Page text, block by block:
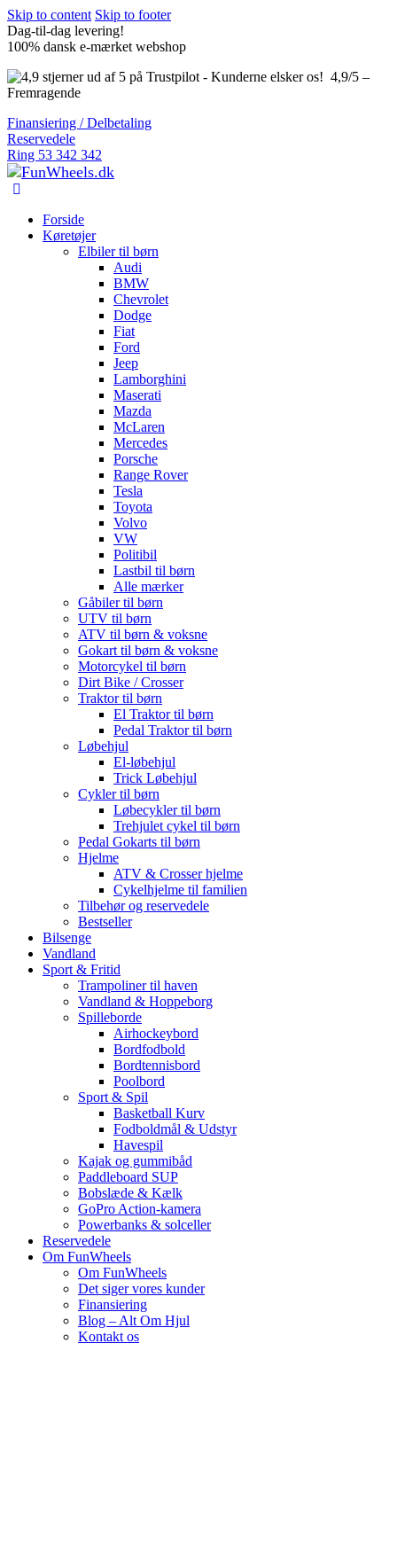
Skip to content Skip to footer
Dag-til-dag levering!
100% dansk e-mærket webshop
4,9/5 –
Fremragende
Finansiering / Delbetaling
Reservedele
Ring 53 342 342
Forside
Køretøjer
Elbiler til børn
Audi
BMW
Chevrolet
Dodge
Fiat
Ford
Jeep
Lamborghini
Maserati
Mazda
McLaren
Mercedes
Porsche
Range Rover
Tesla
Toyota
Volvo
VW
Politibil
Lastbil til børn
Alle mærker
Gåbiler til børn
UTV til børn
ATV til børn & voksne
Gokart til børn & voksne
Motorcykel til børn
Dirt Bike / Crosser
Traktor til børn
El Traktor til børn
Pedal Traktor til børn
Løbehjul
El-løbehjul
Trick Løbehjul
Cykler til børn
Løbecykler til børn
Trehjulet cykel til børn
Pedal Gokarts til børn
Hjelme
ATV & Crosser hjelme
Cykelhjelme til familien
Tilbehør og reservedele
Bestseller
Bilsenge
Vandland
Sport & Fritid
Trampoliner til haven
Vandland & Hoppeborg
Spilleborde
Airhockeybord
Bordfodbold
Bordtennisbord
Poolbord
Sport & Spil
Basketball Kurv
Fodboldmål & Udstyr
Havespil
Kajak og gummibåd
Paddleboard SUP
Bobslæde & Kælk
GoPro Action-kamera
Powerbanks & solceller
Reservedele
Om FunWheels
Om FunWheels
Det siger vores kunder
Finansiering
Blog – Alt Om Hjul
Kontakt os